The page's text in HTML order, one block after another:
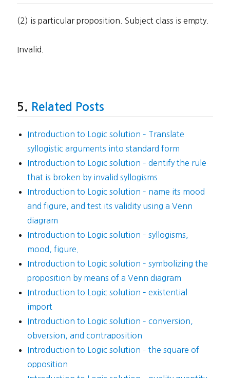
(2) is particular proposition. Subject class is empty.
Invalid.
Related Posts
Introduction to Logic solution – Translate
syllogistic arguments into standard form
Introduction to Logic solution – dentify the rule
that is broken by invalid syllogisms
Introduction to Logic solution – name its mood
and figure, and test its validity using a Venn
diagram
Introduction to Logic solution – syllogisms,
mood, figure.
Introduction to Logic solution – symbolizing the
proposition by means of a Venn diagram
Introduction to Logic solution – existential
import
Introduction to Logic solution – conversion,
obversion, and contraposition
Introduction to Logic solution – the square of
opposition